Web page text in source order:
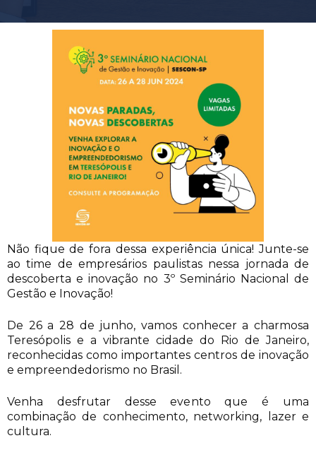
Não fique de fora dessa experiência única! Junte-se
ao time de empresários paulistas nessa jornada de
descoberta e inovação no 3º Seminário Nacional de
Gestão e Inovação!
De 26 a 28 de junho, vamos conhecer a charmosa
Teresópolis e a vibrante cidade do Rio de Janeiro,
reconhecidas como importantes centros de inovação
e empreendedorismo no Brasil.
Venha desfrutar desse evento que é uma
combinação de conhecimento, networking, lazer e
cultura.